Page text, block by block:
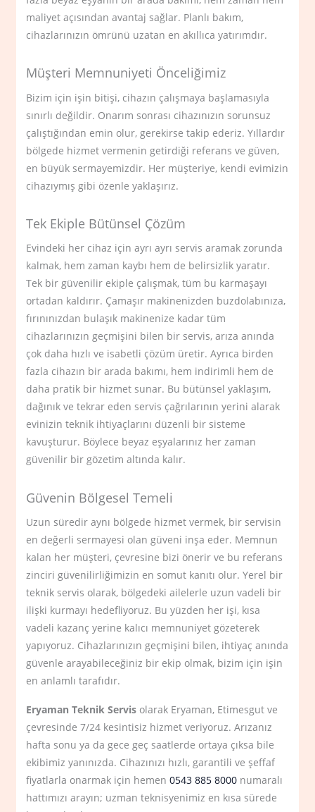
maliyet açısından avantaj sağlar. Planlı bakım,
cihazlarınızın ömrünü uzatan en akıllıca yatırımdır.
Müşteri Memnuniyeti Önceliğimiz
Bizim için işin bitişi, cihazın çalışmaya başlamasıyla
sınırlı değildir. Onarım sonrası cihazınızın sorunsuz
çalıştığından emin olur, gerekirse takip ederiz. Yıllardır
bölgede hizmet vermenin getirdiği referans ve güven,
en büyük sermayemizdir. Her müşteriye, kendi evimizin
cihazıymış gibi özenle yaklaşırız.
Tek Ekiple Bütünsel Çözüm
Evindeki her cihaz için ayrı ayrı servis aramak zorunda
kalmak, hem zaman kaybı hem de belirsizlik yaratır.
Tek bir güvenilir ekiple çalışmak, tüm bu karmaşayı
ortadan kaldırır. Çamaşır makinenizden buzdolabınıza,
fırınınızdan bulaşık makinenize kadar tüm
cihazlarınızın geçmişini bilen bir servis, arıza anında
çok daha hızlı ve isabetli çözüm üretir. Ayrıca birden
fazla cihazın bir arada bakımı, hem indirimli hem de
daha pratik bir hizmet sunar. Bu bütünsel yaklaşım,
dağınık ve tekrar eden servis çağrılarının yerini alarak
evinizin teknik ihtiyaçlarını düzenli bir sisteme
kavuşturur. Böylece beyaz eşyalarınız her zaman
güvenilir bir gözetim altında kalır.
Güvenin Bölgesel Temeli
Uzun süredir aynı bölgede hizmet vermek, bir servisin
en değerli sermayesi olan güveni inşa eder. Memnun
kalan her müşteri, çevresine bizi önerir ve bu referans
zinciri güvenilirliğimizin en somut kanıtı olur. Yerel bir
teknik servis olarak, bölgedeki ailelerle uzun vadeli bir
ilişki kurmayı hedefliyoruz. Bu yüzden her işi, kısa
vadeli kazanç yerine kalıcı memnuniyet gözeterek
yapıyoruz. Cihazlarınızın geçmişini bilen, ihtiyaç anında
güvenle arayabileceğiniz bir ekip olmak, bizim için işin
en anlamlı tarafıdır.
Eryaman Teknik Servis olarak Eryaman, Etimesgut ve
çevresinde 7/24 kesintisiz hizmet veriyoruz. Arızanız
hafta sonu ya da gece geç saatlerde ortaya çıksa bile
ekibimiz yanınızda. Cihazınızı hızlı, garantili ve şeffaf
fiyatlarla onarmak için hemen0543 885 8000 numaralı
hattımızı arayın; uzman teknisyenimiz en kısa sürede